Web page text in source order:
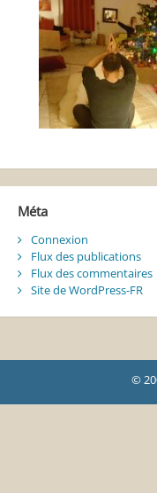
Méta
Connexion
Flux des publications
Flux des commentaires
Site de WordPress-FR
©